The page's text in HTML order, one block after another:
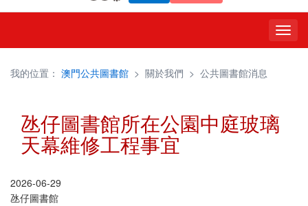
我的位置： 澳門公共圖書館 > 關於我們 > 公共圖書館消息
氹仔圖書館所在公園中庭玻璃
天幕維修工程事宜
2026-06-29
氹仔圖書館